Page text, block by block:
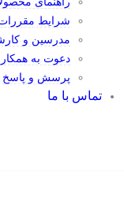
شرایط مقررات
مدرسین و
دعوت به
پرسش و پاسخ
تماس با ما